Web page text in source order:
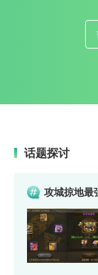
话题探讨
攻城掠地最